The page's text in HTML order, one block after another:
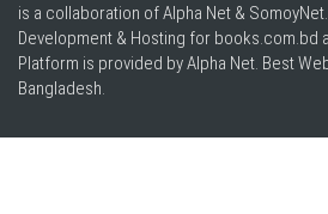
is a collaboration of Alpha Net & SomoyNet.
Development & Hosting for books.com.bd
Platform is provided by Alpha Net. Best
Bangladesh.